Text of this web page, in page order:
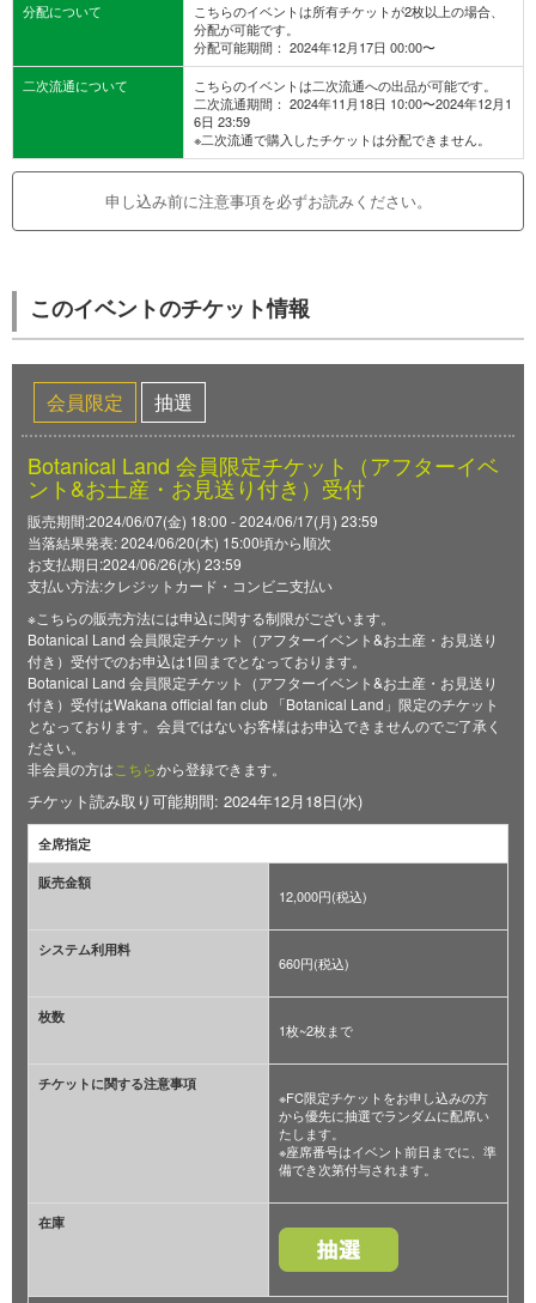
分配について
こちらのイベントは所有チケットが2枚以上の場合、
分配が可能です。
分配可能期間： 2024年12月17日 00:00〜
二次流通について
こちらのイベントは二次流通への出品が可能です。
二次流通期間： 2024年11月18日 10:00〜2024年12月1
6日 23:59
※二次流通で購入したチケットは分配できません。
申し込み前に注意事項を必ずお読みください。
このイベントのチケット情報
会員限定 抽選
Botanical Land 会員限定チケット（アフターイベ
ント&お土産・お見送り付き）受付
販売期間:2024/06/07(金) 18:00 - 2024/06/17(月) 23:59
当落結果発表: 2024/06/20(木) 15:00頃から順次
お支払期日:2024/06/26(水) 23:59
支払い方法:クレジットカード・コンビニ支払い
※こちらの販売方法には申込に関する制限がございます。
Botanical Land 会員限定チケット（アフターイベント&お土産・お見送り
付き）受付でのお申込は1回までとなっております。
Botanical Land 会員限定チケット（アフターイベント&お土産・お見送り
付き）受付はWakana official fan club 「Botanical Land」限定のチケット
となっております。会員ではないお客様はお申込できませんのでご了承く
ださい。
非会員の方は こちらから登録できます。
チケット読み取り可能期間: 2024年12月18日(水)
全席指定
販売金額
12,000円(税込)
システム利用料
660円(税込)
枚数
1枚~2枚まで
チケットに関する注意事項
※FC限定チケットをお申し込みの方
から優先に抽選でランダムに配席い
たします。
※座席番号はイベント前日までに、準
備でき次第付与されます。
在庫